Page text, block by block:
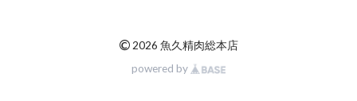
© 2026 魚久精肉総本店
powered by